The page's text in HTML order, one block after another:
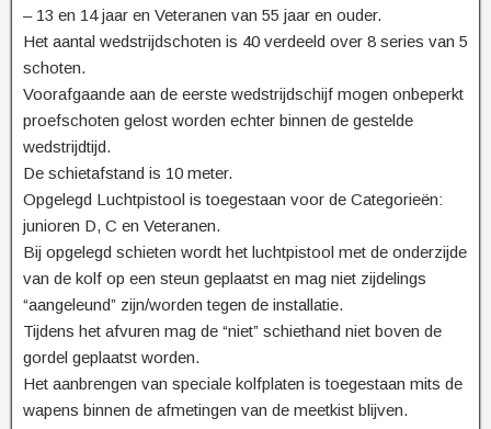
– 13 en 14 jaar en Veteranen van 55 jaar en ouder.
Het aantal wedstrijdschoten is 40 verdeeld over 8 series van 5
schoten.
Voorafgaande aan de eerste wedstrijdschijf mogen onbeperkt
proefschoten gelost worden echter binnen de gestelde
wedstrijdtijd.
De schietafstand is 10 meter.
Opgelegd Luchtpistool is toegestaan voor de Categorieën:
junioren D, C en Veteranen.
Bij opgelegd schieten wordt het luchtpistool met de onderzijde
van de kolf op een steun geplaatst en mag niet zijdelings
“aangeleund” zijn/worden tegen de installatie.
Tijdens het afvuren mag de “niet” schiethand niet boven de
gordel geplaatst worden.
Het aanbrengen van speciale kolfplaten is toegestaan mits de
wapens binnen de afmetingen van de meetkist blijven.